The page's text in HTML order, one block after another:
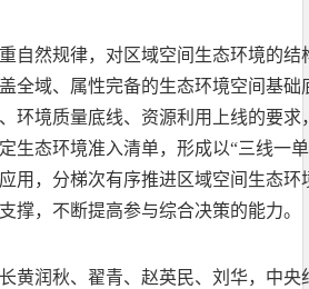
自然规律，对区域空间生态环境的
全域、属性完备的生态环境空间基
环境质量底线、资源利用上线的要
生态环境准入清单，形成以“三线一
用，分梯次有序推进区域空间生态
撑，不断提高参与综合决策的能力。
黄润秋、翟青、赵英民、刘华，中